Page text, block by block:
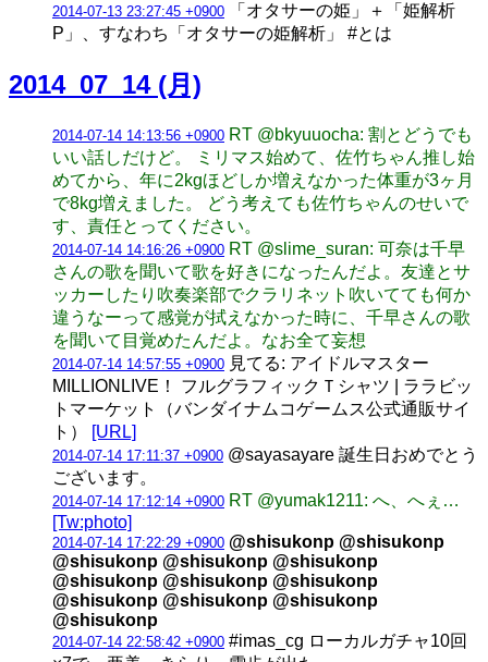
2014-07-13 23:27:45 +0900 「オタサーの姫」＋「姫解析
P」、すなわち「オタサーの姫解析」 #とは
2014_07_14 (月)
2014-07-14 14:13:56 +0900 RT @bkyuuocha: 割とどうでも
いい話しだけど。 ミリマス始めて、佐竹ちゃん推し始
めてから、年に2kgほどしか増えなかった体重が3ヶ月
で8kg増えました。 どう考えても佐竹ちゃんのせいで
す、責任とってください。
2014-07-14 14:16:26 +0900 RT @slime_suran: 可奈は千早
さんの歌を聞いて歌を好きになったんだよ。友達とサ
ッカーしたり吹奏楽部でクラリネット吹いてても何か
違うなーって感覚が拭えなかった時に、千早さんの歌
を聞いて目覚めたんだよ。なお全て妄想
2014-07-14 14:57:55 +0900 見てる: アイドルマスター
MILLIONLIVE！ フルグラフィックＴシャツ | ララビッ
トマーケット（バンダイナムコゲームス公式通販サイ
ト）
[URL]
2014-07-14 17:11:37 +0900 @sayasayare 誕生日おめでとう
ございます。
2014-07-14 17:12:14 +0900 RT @yumak1211: へ、へぇ…
[Tw:photo]
2014-07-14 17:22:29 +0900 @shisukonp @shisukonp
@shisukonp @shisukonp @shisukonp
@shisukonp @shisukonp @shisukonp
@shisukonp @shisukonp @shisukonp
@shisukonp
2014-07-14 22:58:42 +0900 #imas_cg ローカルガチャ10回